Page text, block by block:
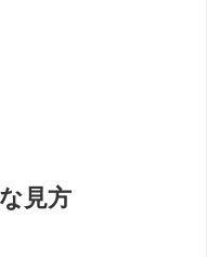
見方